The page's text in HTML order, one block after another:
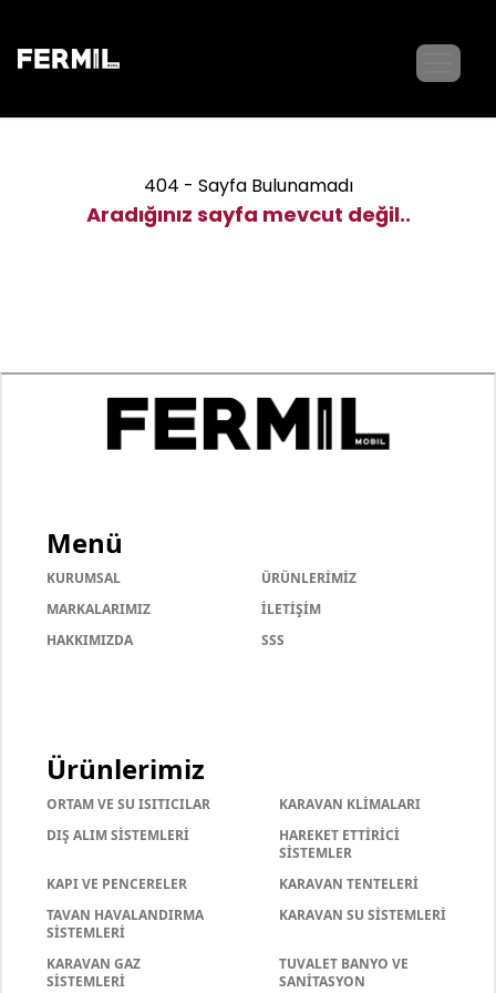
404 - Sayfa Bulunamadı
Aradığınız sayfa mevcut değil..
Menü
KURUMSAL
ÜRÜNLERİMİZ
MARKALARIMIZ
İLETİŞİM
HAKKIMIZDA
SSS
Ürünlerimiz
ORTAM VE SU ISITICILAR
KARAVAN KLİMALARI
DIŞ ALIM SİSTEMLERİ
HAREKET ETTİRİCİ
SİSTEMLER
KAPI VE PENCERELER
KARAVAN TENTELERİ
TAVAN HAVALANDIRMA
SİSTEMLERİ
KARAVAN SU SİSTEMLERİ
KARAVAN GAZ
SİSTEMLERİ
TUVALET BANYO VE
SANİTASYON